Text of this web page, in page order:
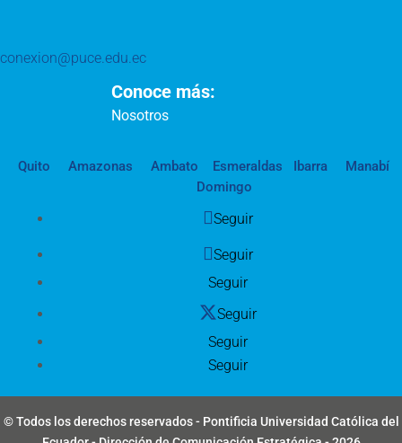
conexion@puce.edu.ec
Conoce más:
Nosotros
Quito Amazonas Ambato Esmeraldas Ibarra
Manabí
Domingo
Seguir
Seguir
Seguir
Seguir
Seguir
Seguir
© Todos los derechos reservados - Pontificia Universidad Católica del